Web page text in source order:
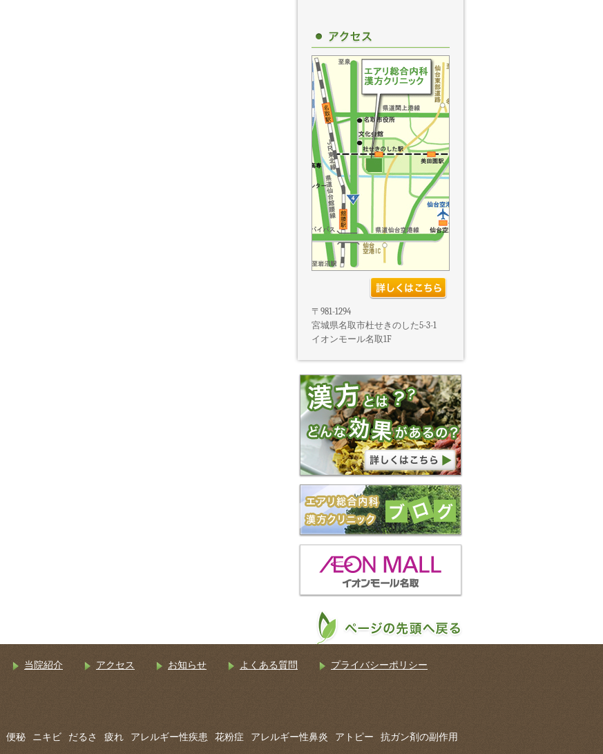
〒981-1294
宮城県名取市杜せきのした5-3-1
イオンモール名取1F
当院紹介 アクセス お知らせ よくある質問
プライバシーポリシー
便秘 ニキビ だるさ 疲れ アレルギー性疾患 花粉症 アレルギー性鼻炎 アトピー
抗ガン剤の副作用